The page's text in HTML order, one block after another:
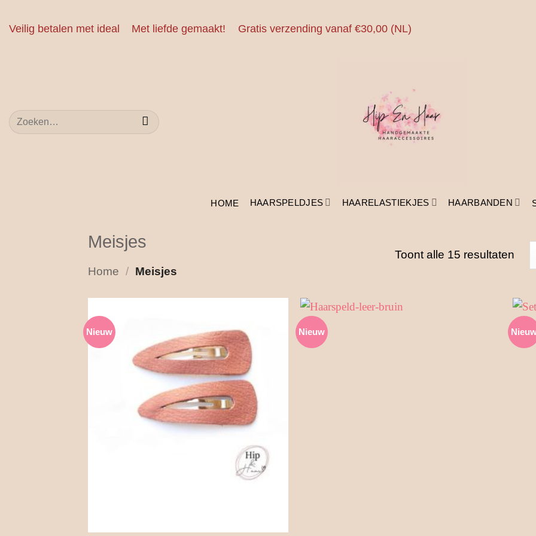
naar
Veilig betalen met ideal Met liefde gemaakt! Gratis verzending vanaf €30,00 (NL)
Zoeken
naar:
HOME HAARSPELDJES HAARELASTIEKJES HAARBANDEN
Meisjes
Home / Meisjes
Toont alle 15 resultaten
Nieuw Nieuw